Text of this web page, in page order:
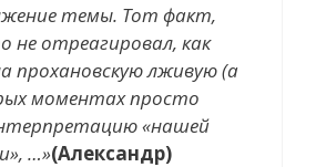
темы. Тот факт,
не отреагировал, как
прохановскую лживую (а
моментах просто
«нашей
…»(Александр)